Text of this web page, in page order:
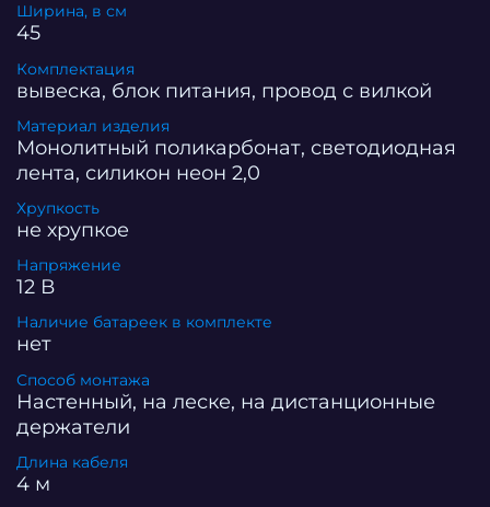
табачных изделий. Она выполнена из
высококачественного неона, который излучает
мягкое, но интенсивное свечение, создавая
приятную атмосферу и привлекая внимание
прохожих. Надпись “Табак”, выполненная
изящным шрифтом, добавляя информации о
специализации заведения. Эта неоновая
вывеска станет отличным дополнением к
магазина, где продаются табачные изделия. Она
придаст заведению особый шарм, привлечет
внимание посетителей и подчеркнет его
индивидуальность. Неоновая вывеска, неоновый
декоративный светильник.
Ширина, в см
45
Комплектация
вывеска, блок питания, провод с вилкой
Материал изделия
Монолитный поликарбонат, светодиодная
лента, силикон неон 2,0
Хрупкость
не хрупкое
Напряжение
12 В
Наличие батареек в комплекте
нет
Способ монтажа
Настенный, на леске, на дистанционные
держатели
Длина кабеля
4 м